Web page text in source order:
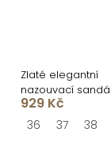
Zlaté elegantní
nazouvací
RIVENO
929 Kč
36 37 38